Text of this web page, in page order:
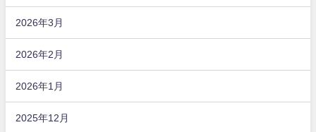
2026年3月
2026年2月
2026年1月
2025年12月